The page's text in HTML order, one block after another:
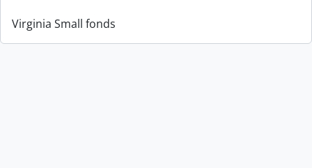
Virginia Small fonds